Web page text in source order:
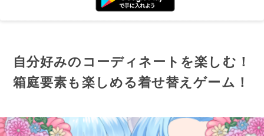
自分好みのコーディネートを楽しむ！
箱庭要素も楽しめる着せ替えゲーム！